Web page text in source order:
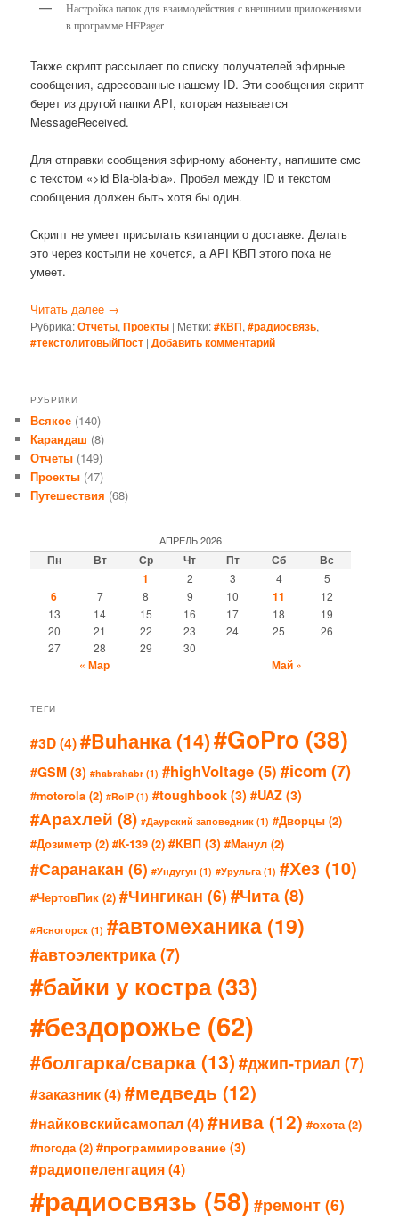
Настройка папок для взаимодействия с внешними приложениями
в программе HFPager
Также скрипт рассылает по списку получателей эфирные
сообщения, адресованные нашему ID. Эти сообщения скрипт
берет из другой папки API, которая называется
MessageReceived.
Для отправки сообщения эфирному абоненту, напишите смс
с текстом «>id Bla-bla-bla». Пробел между ID и текстом
сообщения должен быть хотя бы один.
Скрипт не умеет присылать квитанции о доставке. Делать
это через костыли не хочется, а API КВП этого пока не
умеет.
Читать далее →
Рубрика:Отчеты,Проекты | Метки:#КВП,#радиосвязь,
#текстолитовыйПост |Добавить комментарий
РУБРИКИ
Всякое (140)
Карандаш (8)
Отчеты (149)
Проекты (47)
Путешествия (68)
АПРЕЛЬ 2026
Пн Вт Ср Чт Пт Сб
Вс
1
2 3 4 5
6 7 8 9 10 11
12
13
14 15 16 17 18
19
20
21 22 23 24 25
26
27
28 29 30
« Мар Май »
ТЕГИ
#3D(4)#Buhанка(14)#GoPro (38)
#GSM (3) #habrahabr (1) #highVoltage (5) #icom (7)
#motorola (2) #RoIP (1) #toughbook (3) #UAZ (3)
#Арахлей (8) #Даурский заповедник (1) #Дворцы (2)
#Дозиметр (2) #К-139 (2) #КВП (3) #Манул (2)
#Саранакан (6) #Ундугун (1) #Урульга(1) #Хез (10)
#ЧертовПик (2) #Чингикан (6) #Чита(8)
#Ясногорск (1) #автомеханика (19)
#автоэлектрика(7)
#байки у костра(33)
#бездорожье (62)
#болгарка/сварка(13)#джип-триал(7)
#заказник(4)#медведь (12)
#найковскийсамопал (4)#нива (12) #охота(2)
#погода(2) #программирование (3)
#радиопеленгация(4)
#радиосвязь (58) #ремонт (6)